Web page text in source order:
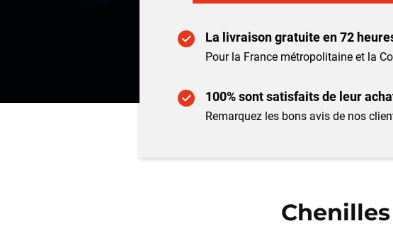
La livraison gratuite en 72
Pour la France métropolitaine et la
100% sont satisfaits de leur
Remarquez les bons avis de nos